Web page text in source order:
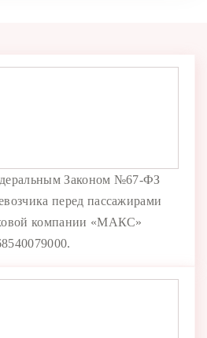
Законом №67-ФЗ
перед пассажирами
компании «МАКС»